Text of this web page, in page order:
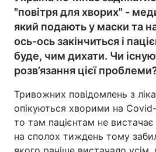
"повітря для хворих" -
який подають у маски та
ось-ось закінчиться і
буде, чим дихати. Чи
розв’язання цієї
Тривожних повідомлень з
опікуються хворими на
то там пацієнтам не
на сполох тиждень тому